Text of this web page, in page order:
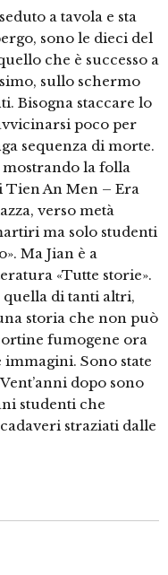
a tavola e sta
sono le dieci del
che è successo a
sullo schermo
Bisogna staccare lo
poco per
sequenza di morte.
mostrando la folla
Tien An Men – Era
verso metà
ma solo studenti
Ma Jian è a
«Tutte storie».
quella di tanti altri,
storia che non può
fumogene ora
immagini. Sono state
dopo sono
studenti che
straziati dalle